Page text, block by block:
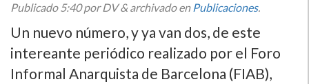
Publicado5:40por DV&archivado en Publicaciones.
Un nuevo número, y ya van dos, de este
intereante periódico realizado por el Foro
Informal Anarquista de Barcelona (FIAB),